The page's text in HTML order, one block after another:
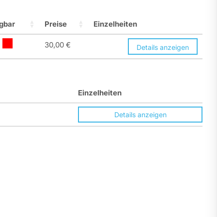
Preise Einzelheiten
30,00 € Details anzeigen
Einzelheiten
Details anzeigen